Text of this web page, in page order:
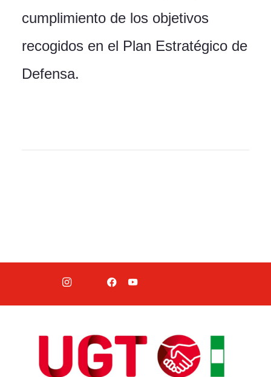
cumplimiento de los objetivos
recogidos en el Plan Estratégico de
Defensa.